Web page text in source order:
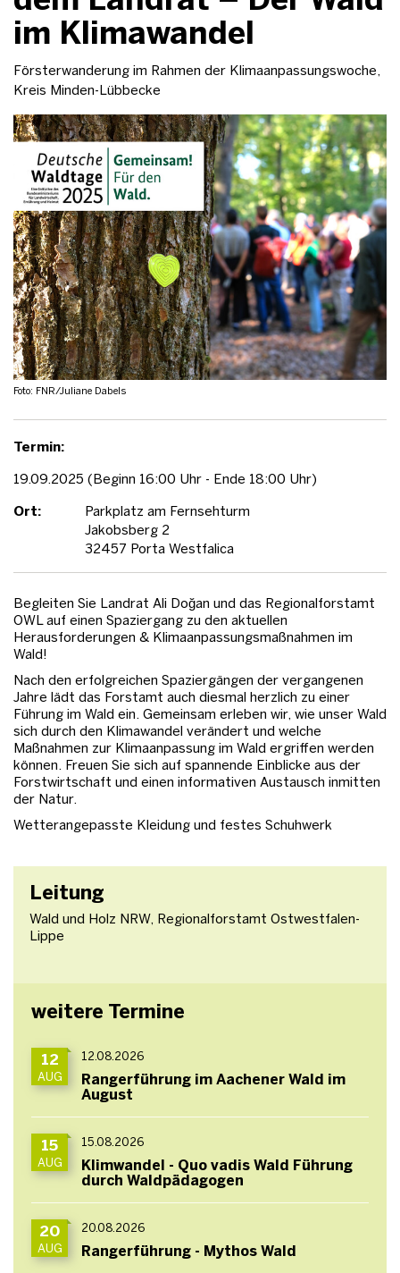
im Klimawandel
Försterwanderung im Rahmen der Klimaanpassungswoche,
Kreis Minden-Lübbecke
Foto: FNR/Juliane Dabels
Termin:
19.09.2025 (Beginn 16:00 Uhr - Ende 18:00 Uhr)
Ort:
Parkplatz am Fernsehturm
Jakobsberg 2
32457 Porta Westfalica
Begleiten Sie Landrat Ali Doğan und das Regionalforstamt
OWL auf einen Spaziergang zu den aktuellen
Herausforderungen & Klimaanpassungsmaßnahmen im
Wald!
Nach den erfolgreichen Spaziergängen der vergangenen
Jahre lädt das Forstamt auch diesmal herzlich zu einer
Führung im Wald ein. Gemeinsam erleben wir, wie unser Wald
sich durch den Klimawandel verändert und welche
Maßnahmen zur Klimaanpassung im Wald ergriffen werden
können. Freuen Sie sich auf spannende Einblicke aus der
Forstwirtschaft und einen informativen Austausch inmitten
der Natur.
Wetterangepasste Kleidung und festes Schuhwerk
Leitung
Wald und Holz NRW, Regionalforstamt Ostwestfalen-
Lippe
weitere Termine
12
AUG
12.08.2026
Rangerführung im Aachener Wald im
August
15
AUG
15.08.2026
Klimwandel - Quo vadis Wald Führung
durch Waldpädagogen
20
AUG
20.08.2026
Rangerführung - Mythos Wald